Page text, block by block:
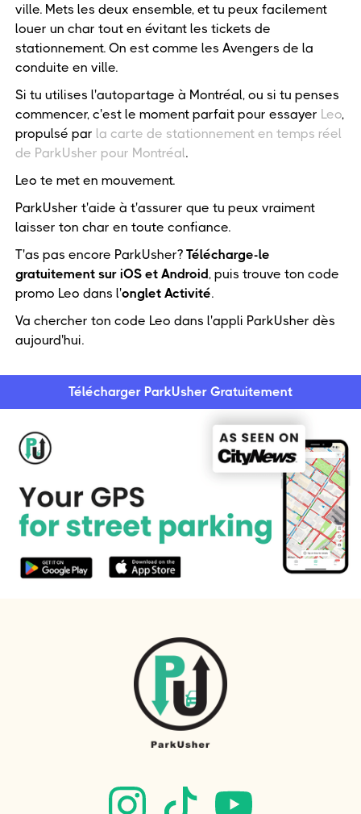
ville. Mets les deux ensemble, et tu peux facilement
louer un char tout en évitant les tickets de
stationnement. On est comme les Avengers de la
conduite en ville.
Si tu utilises l'autopartage à Montréal, ou si tu penses
commencer, c'est le moment parfait pour essayer Leo,
propulsé par la carte de stationnement en temps réel
de ParkUsher pour Montréal.
Leo te met en mouvement.
ParkUsher t'aide à t'assurer que tu peux vraiment
laisser ton char en toute confiance.
T'as pas encore ParkUsher? Télécharge-le
gratuitement sur iOS et Android, puis trouve ton code
promo Leo dans l'onglet Activité.
Va chercher ton code Leo dans l'appli ParkUsher dès
aujourd'hui.
Télécharger ParkUsher Gratuitement